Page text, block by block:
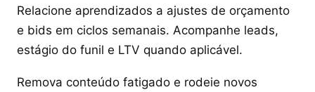
Relacione aprendizados a ajustes de orçamento
e bids em ciclos semanais. Acompanhe leads,
estágio do funil e LTV quando aplicável.
Remova conteúdo fatigado e rodeie novos